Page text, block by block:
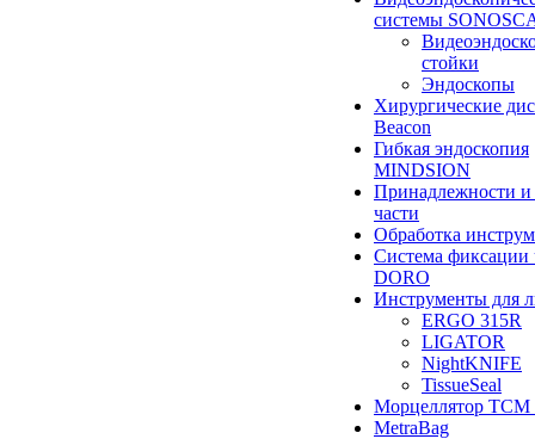
системы
стойки
Эндоскопы
Хирургические
Beacon
Гибкая эндоскопия
MINDSION
Принадлежности и
части
Обработка
Система фиксации
DORO
Инструменты для
ERGO 315R
LIGATOR
NightKNIFE
TissueSeal
Морцеллятор ТСМ
MetraBag